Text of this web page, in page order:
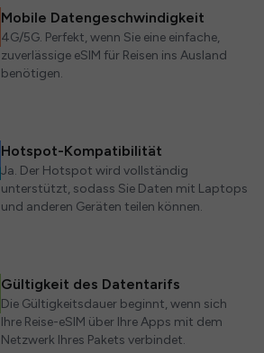
Mobile Datengeschwindigkeit
4G/5G. Perfekt, wenn Sie eine einfache,
zuverlässige eSIM für Reisen ins Ausland
benötigen.
Hotspot-Kompatibilität
Ja. Der Hotspot wird vollständig
unterstützt, sodass Sie Daten mit Laptops
und anderen Geräten teilen können.
Gültigkeit des Datentarifs
Die Gültigkeitsdauer beginnt, wenn sich
Ihre Reise-eSIM über Ihre Apps mit dem
Netzwerk Ihres Pakets verbindet.